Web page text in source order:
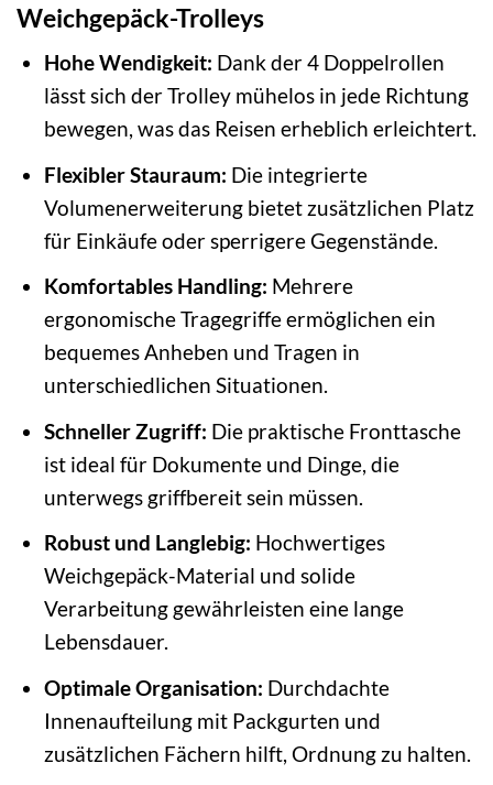
Weichgepäck-Trolleys
Hohe Wendigkeit: Dank der 4 Doppelrollen
lässt sich der Trolley mühelos in jede Richtung
bewegen, was das Reisen erheblich erleichtert.
Flexibler Stauraum: Die integrierte
Volumenerweiterung bietet zusätzlichen Platz
für Einkäufe oder sperrigere Gegenstände.
Komfortables Handling: Mehrere
ergonomische Tragegriffe ermöglichen ein
bequemes Anheben und Tragen in
unterschiedlichen Situationen.
Schneller Zugriff: Die praktische Fronttasche
ist ideal für Dokumente und Dinge, die
unterwegs griffbereit sein müssen.
Robust und Langlebig: Hochwertiges
Weichgepäck-Material und solide
Verarbeitung gewährleisten eine lange
Lebensdauer.
Optimale Organisation: Durchdachte
Innenaufteilung mit Packgurten und
zusätzlichen Fächern hilft, Ordnung zu halten.